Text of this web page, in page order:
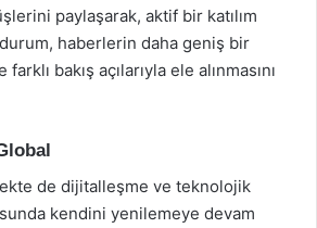
paylaşarak, aktif bir katılım
haberlerin daha geniş bir
bakış açılarıyla ele alınmasını
de dijitalleşme ve teknolojik
kendini yenilemeye devam